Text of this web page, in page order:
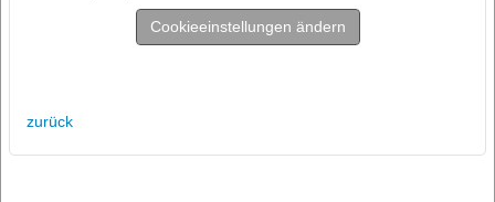
Cookieeinstellungen ändern
zurück